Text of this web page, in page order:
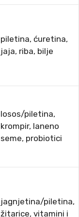
piletina, ćuretina,
jaja, riba, bilje
losos/piletina,
krompir, laneno
seme, probiotici
jagnjetina/piletina,
žitarice, vitamini i